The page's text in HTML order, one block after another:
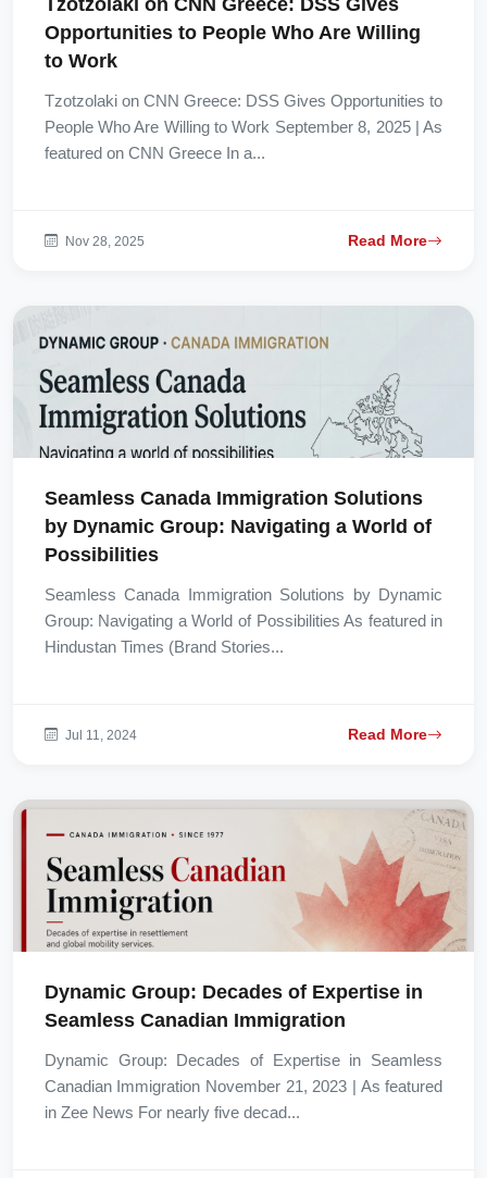
Tzotzolaki on CNN Greece: DSS Gives
Opportunities to People Who Are Willing
to Work
Tzotzolaki on CNN Greece: DSS Gives Opportunities to
People Who Are Willing to Work September 8, 2025 | As
featured on CNN Greece In a...
Nov 28, 2025 Read More
Seamless Canada Immigration Solutions
by Dynamic Group: Navigating a World of
Possibilities
Seamless Canada Immigration Solutions by Dynamic
Group: Navigating a World of Possibilities As featured in
Hindustan Times (Brand Stories...
Jul 11, 2024 Read More
Dynamic Group: Decades of Expertise in
Seamless Canadian Immigration
Dynamic Group: Decades of Expertise in Seamless
Canadian Immigration November 21, 2023 | As featured
in Zee News For nearly five decad...